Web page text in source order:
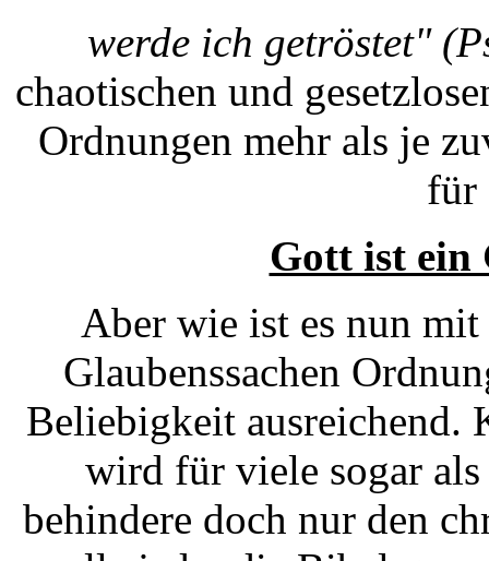
werde ich getröstet"
chaotischen und
Ordnungen mehr als je
für
Gott ist
Aber wie ist es nun
Glaubenssachen
Beliebigkeit ausreichend.
wird für viele sogar
behindere doch nur den